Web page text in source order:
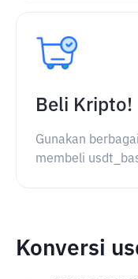
Beli Kripto!
Gunakan
membeli
Konversi